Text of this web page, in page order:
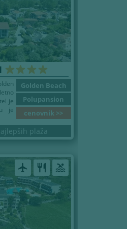
Golden Beach
Polupansion
cenovnik >>
je
je
plaža
airplanemode_active restaurant pool